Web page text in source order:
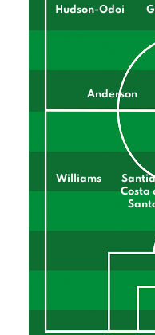
Hudson-Odoi
Anderson
Williams
Costa